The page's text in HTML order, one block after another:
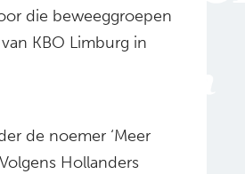
die beweeggroepen
KBO Limburg in
de noemer ‘Meer
Hollanders